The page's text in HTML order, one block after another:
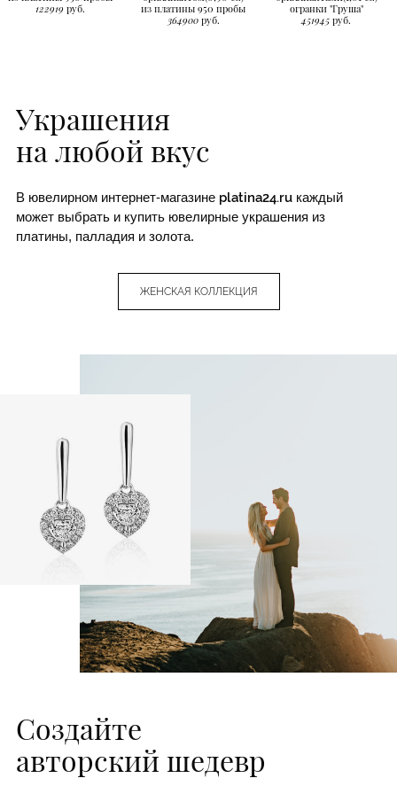
122919 руб.
из платины 950 пробы
364900руб.
огранки "Груша"
451945 руб.
Украшения
на любой вкус
В ювелирном интернет-магазине platina24.ru каждый
может выбрать и купить ювелирные украшения из
платины, палладия и золота.
ЖЕНСКАЯ КОЛЛЕКЦИЯ
Создайте
авторский шедевр